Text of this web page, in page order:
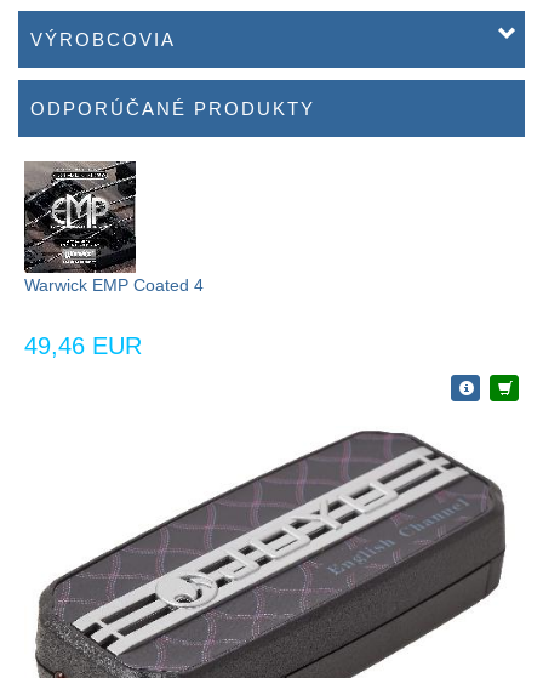
VÝROBCOVIA
ODPORÚČANÉ PRODUKTY
Warwick EMP Coated 4
49,46 EUR